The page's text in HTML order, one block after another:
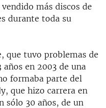
más discos de
durante toda su
que tuvo problemas de
en 2003 de una
formaba parte del
que hizo carrera en
sólo 30 años, de un